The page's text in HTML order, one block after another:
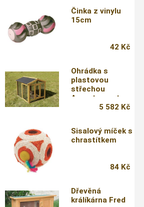
Činka z vinylu
15cm
42 Kč
Ohrádka s
plastovou
střechou
Appartement
5 582 Kč
Sisalový míček s
chrastítkem
84 Kč
Dřevěná
králíkárna Fred